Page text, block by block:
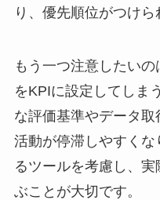
り、優先順位がつけら
もう一つ注意したいの
をKPIに設定してしま
な評価基準やデータ
活動が停滞しやすくな
るツールを考慮し、
ぶことが大切です。